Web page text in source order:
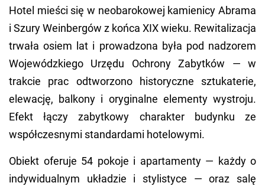
Hotel mieści się w neobarokowej kamienicy Abrama
i Szury Weinbergów z końca XIX wieku. Rewitalizacja
trwała osiem lat i prowadzona była pod nadzorem
Wojewódzkiego Urzędu Ochrony Zabytków — w
trakcie prac odtworzono historyczne sztukaterie,
elewację, balkony i oryginalne elementy wystroju.
Efekt łączy zabytkowy charakter budynku ze
współczesnymi standardami hotelowymi.
Obiekt oferuje 54 pokoje i apartamenty — każdy o
indywidualnym układzie i stylistyce — oraz salę